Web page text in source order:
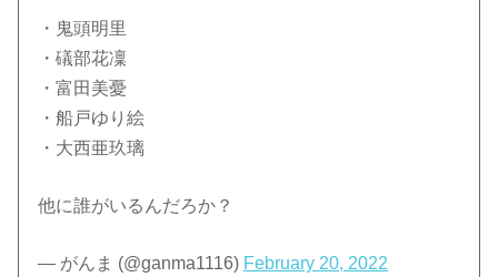
・鬼頭明里
・礒部花凜
・富田美憂
・船戸ゆり絵
・大西亜玖璃
他に誰がいるんだろか？
— がんま (@ganma1116) February 20, 2022